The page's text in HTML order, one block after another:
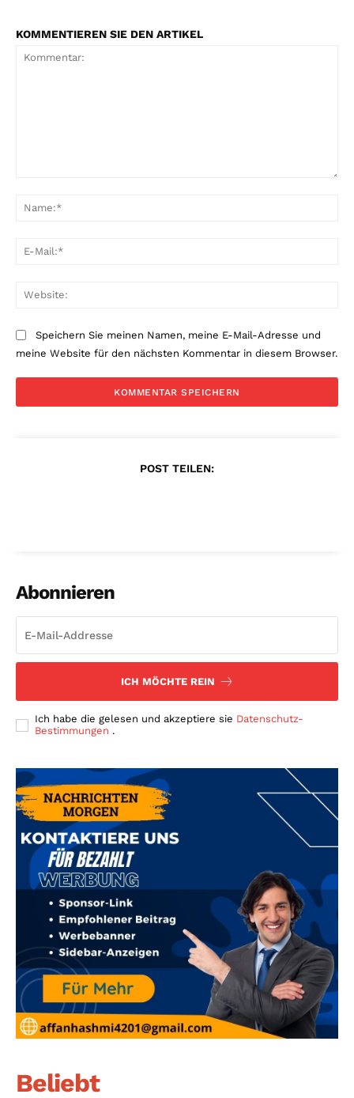
KOMMENTIEREN SIE DEN ARTIKEL
Speichern Sie meinen Namen, meine E-Mail-Adresse und
meine Website für den nächsten Kommentar in diesem Browser.
POST TEILEN:
Abonnieren
ICH MÖCHTE REIN
Ich habe die gelesen und akzeptiere sie Datenschutz-
Bestimmungen .
Beliebt